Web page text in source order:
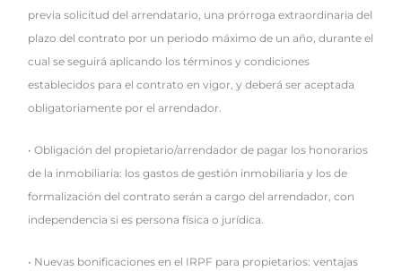
previa solicitud del arrendatario, una prórroga extraordinaria del
plazo del contrato por un periodo máximo de un año, durante el
cual se seguirá aplicando los términos y condiciones
establecidos para el contrato en vigor, y deberá ser aceptada
obligatoriamente por el arrendador.
• Obligación del propietario/arrendador de pagar los honorarios
de la inmobiliaria: los gastos de gestión inmobiliaria y los de
formalización del contrato serán a cargo del arrendador, con
independencia si es persona física o jurídica.
• Nuevas bonificaciones en el IRPF para propietarios: ventajas